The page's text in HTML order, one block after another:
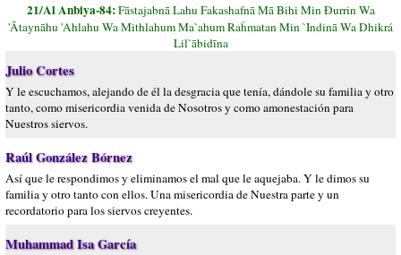
21/Al Anbiya-84:Fāstajabnā Lahu Fakashafnā Mā Bihi Min Đurrin Wa
'Ātaynāhu 'Ahlahu Wa Mithlahum Ma`ahum Raĥmatan Min `Indinā Wa Dhikrá
Lil`ābidīna
Julio Cortes
Y le escuchamos, alejando de él la desgracia que tenía, dándole su familia y otro
tanto, como misericordia venida de Nosotros y como amonestación para
Nuestros siervos.
Raúl González Bórnez
Así que le respondimos y eliminamos el mal que le aquejaba. Y le dimos su
familia y otro tanto con ellos. Una misericordia de Nuestra parte y un
recordatorio para los siervos creyentes.
Muhammad Isa García